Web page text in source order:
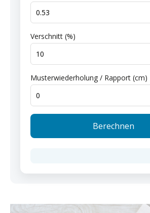
Verschnitt (%)
Musterwiederholung / Rapport (cm)
Berechnen